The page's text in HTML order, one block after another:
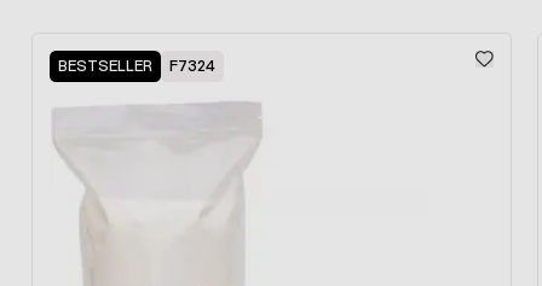
BESTSELLER F7324